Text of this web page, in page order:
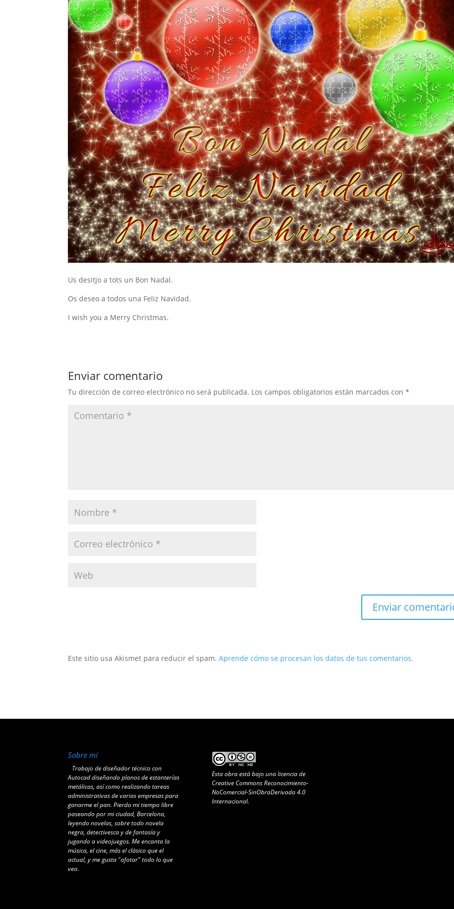
Us desitjo a tots un Bon Nadal.
Os deseo a todos una Feliz Navidad.
I wish you a Merry Christmas.
Enviar comentario
Tu dirección de correo electrónico no será publicada. Los campos obligatorios están marcados con*
Este sitio usa Akismet para reducir el spam.Aprende cómo se procesan los datos de tus comentarios.
Sobre mí
Trabajo de diseñador técnico con
Autocad diseñando planos de estanterías
metálicas, así como realizando tareas
administrativas de varias empresas para
ganarme el pan. Pierdo mi tiempo libre
paseando por mi ciudad, Barcelona,
leyendo novelas, sobre todo novela
negra, detectivesca y de fantasía y
jugando a videojuegos. Me encanta la
música, el cine, más el clásico que el
actual, y me gusta "afotar" todo lo que
veo.
Esta obra está bajo unalicencia de
Creative Commons Reconocimiento-
NoComercial-SinObraDerivada 4.0
Internacional.